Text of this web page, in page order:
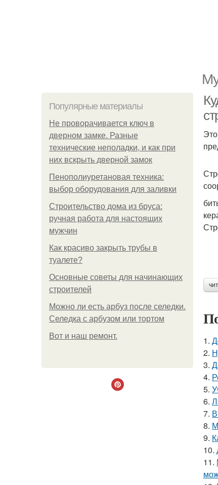
Популярные материалы
Не проворачивается ключ в
дверном замке. Разные
технические неполадки, и как при
них вскрыть дверной замок
Пенополиуретановая техника:
выбор оборудования для заливки
Строительство дома из бруса:
ручная работа для настоящих
мужчин
Как красиво закрыть трубы в
туалете?
Основные советы для начинающих
строителей
Можно ли есть арбуз после селедки.
Селедка с арбузом или тортом
Boт и наш ремoнт.
1.
2.
3.
4.
5.
6.
7.
8.
9.
10.
11.